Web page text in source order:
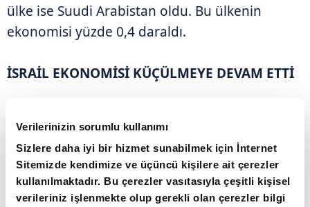
Verilerinizin sorumlu kullanımı
Sizlere daha iyi bir hizmet sunabilmek için İnternet
Sitemizde kendimize ve üçüncü kişilere ait çerezler
kullanılmaktadır. Bu çerezler vasıtasıyla çeşitli kişisel
verileriniz işlenmekte olup gerekli olan çerezler bilgi
ülke ise Suudi Arabistan oldu. Bu ülkenin
ekonomisi yüzde 0,4 daraldı.
İSRAİL EKONOMİSİ KÜÇÜLMEYE DEVAM ETTİ
ekonomisi en çok büyüyen ülke yüzde 4,2 ile
Norveç oldu. Bu ülkeyi yüzde 3,2 ile Polonya,
yüzde 3,1 ile ABD, yüzde 2,9 ile İspanya takip
etti.